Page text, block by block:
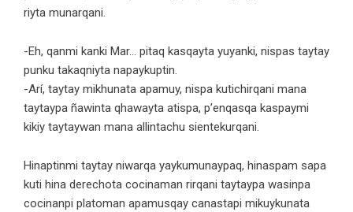
riyta munarqani.
-Eh, qanmi kanki Mar… pitaq kasqayta yuyanki, nispas taytay
punku takaqniyta napaykuptin.
-Arí, taytay mikhunata apamuy, nispa kutichirqani mana
taytaypa ñawinta qhawayta atispa, p’enqasqa kaspaymi
kikiy taytaywan mana allintachu sientekurqani.
Hinaptinmi taytay niwarqa yaykumunaypaq, hinaspam sapa
kuti hina derechota cocinaman rirqani taytaypa wasinpa
cocinanpi platoman apamusqay canastapi mikuykunata